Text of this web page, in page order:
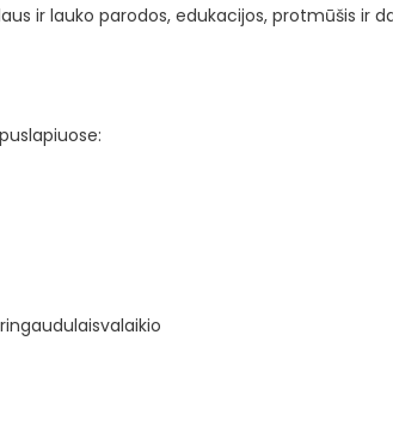
ir lauko parodos, edukacijos, protmūšis ir